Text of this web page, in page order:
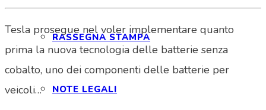
RASSEGNA STAMPA
NOTE LEGALI
Tesla prosegue nel voler implementare quanto
prima la nuova tecnologia delle batterie senza
cobalto, uno dei componenti delle batterie per
veicoli…